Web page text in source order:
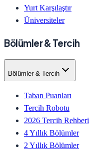
Yurt Karşılaştır
Üniversiteler
Bölümler & Tercih
Bölümler & Tercih
Taban Puanları
Tercih Robotu
2026 Tercih Rehberi
4 Yıllık Bölümler
2 Yıllık Bölümler